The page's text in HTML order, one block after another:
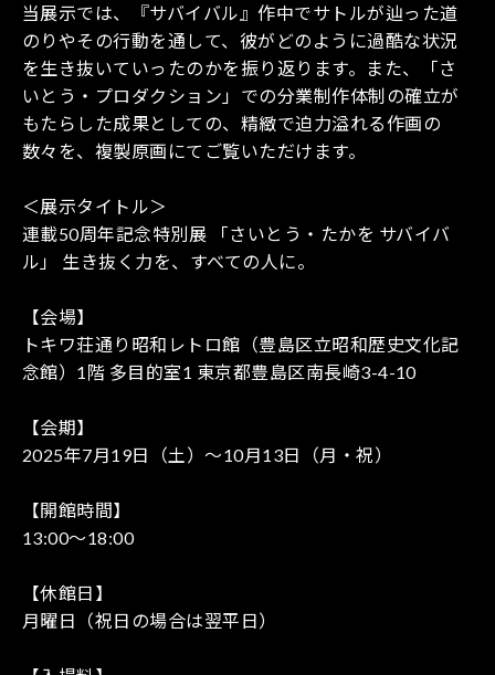
当展示では、『サバイバル』作中でサトルが辿った道
のりやその行動を通して、彼がどのように過酷な状況
を生き抜いていったのかを振り返ります。また、「さ
いとう・プロダクション」での分業制作体制の確立が
もたらした成果としての、精緻で迫力溢れる作画の
数々を、複製原画にてご覧いただけます。
＜展示タイトル＞
連載50周年記念特別展 「さいとう・たかを サバイバ
ル」 生き抜く力を、すべての人に。
【会場】
トキワ荘通り昭和レトロ館（豊島区立昭和歴史文化記
念館）1階 多目的室1 東京都豊島区南長崎3-4-10
【会期】
2025年7月19日（土）〜10月13日（月・祝）
【開館時間】
13:00〜18:00
【休館日】
月曜日（祝日の場合は翌平日）